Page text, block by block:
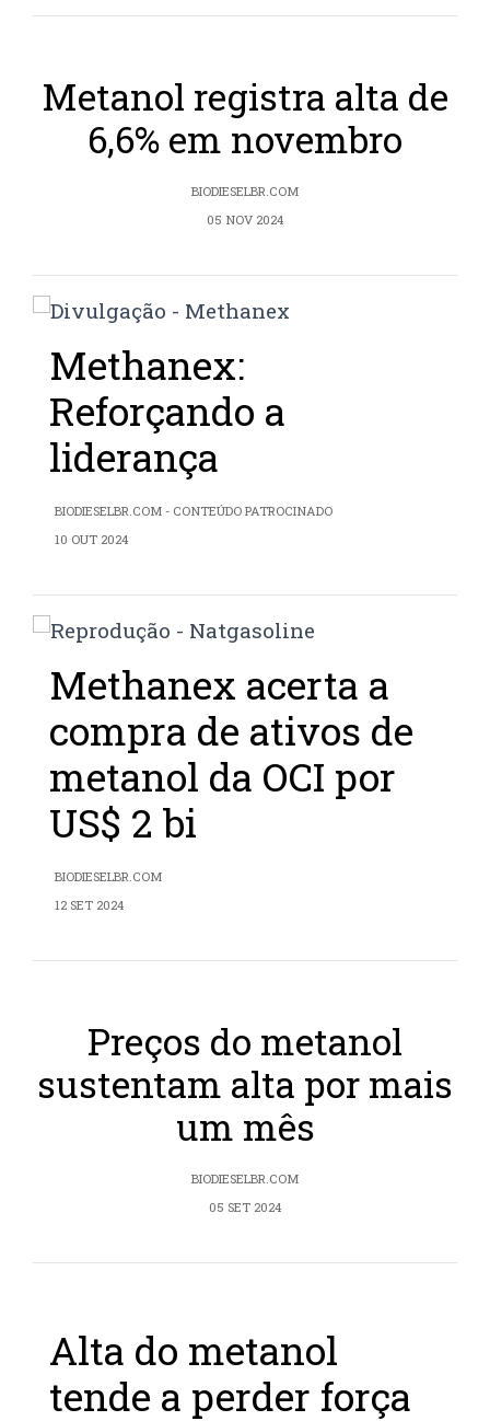
Metanol registra alta de
6,6% em novembro
BIODIESELBR.COM
05 NOV 2024
Methanex:
Reforçando a
liderança
BIODIESELBR.COM - CONTEÚDO PATROCINADO
10 OUT 2024
Methanex acerta a
compra de ativos de
metanol da OCI por
US$ 2 bi
BIODIESELBR.COM
12 SET 2024
Preços do metanol
sustentam alta por mais
um mês
BIODIESELBR.COM
05 SET 2024
Alta do metanol
tende a perder força